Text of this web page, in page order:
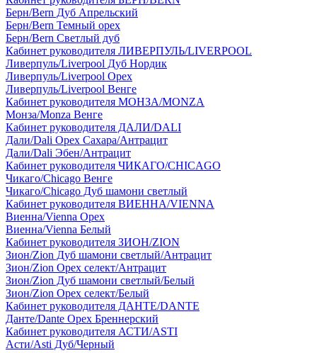
Берн/Bern Дуб Апрельский
Берн/Bern Темный орех
Берн/Bern Светлый дуб
Кабинет руководителя ЛИВЕРПУЛЬ/LIVERPOOL
Ливерпуль/Liverpool Дуб Нордик
Ливерпуль/Liverpool Орех
Ливерпуль/Liverpool Венге
Кабинет руководителя МОНЗА/MONZA
Монза/Monza Венге
Кабинет руководителя ДАЛИ/DALI
Дали/Dali Орех Cахара/Антрацит
Дали/Dali Эбен/Антрацит
Кабинет руководителя ЧИКАГО/CHICAGO
Чикаго/Chicago Венге
Чикаго/Chicago Дуб шамони светлый
Кабинет руководителя ВИЕННА/VIENNA
Виенна/Vienna Орех
Виенна/Vienna Белый
Кабинет руководителя ЗИОН/ZION
Зион/Zion Дуб шамони светлый/Антрацит
Зион/Zion Орех селект/Антрацит
Зион/Zion Дуб шамони светлый/Белый
Зион/Zion Орех селект/Белый
Кабинет руководителя ДАНТЕ/DANTE
Данте/Dante Орех Бреннерский
Кабинет руководителя АСТИ/ASTI
Асти/Asti Дуб/Черный